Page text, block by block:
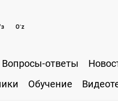
Oʻz
Вопросы-ответы
Обучение